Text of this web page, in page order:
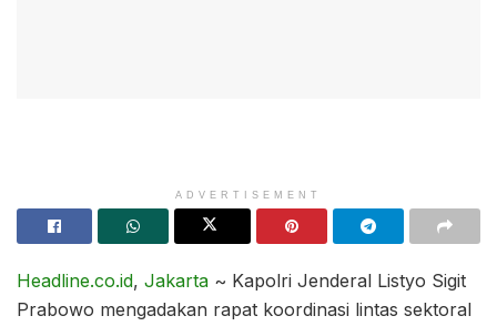
ADVERTISEMENT
Headline.co.id, Jakarta ~ Kapolri Jenderal Listyo Sigit
Prabowo mengadakan rapat koordinasi lintas sektoral